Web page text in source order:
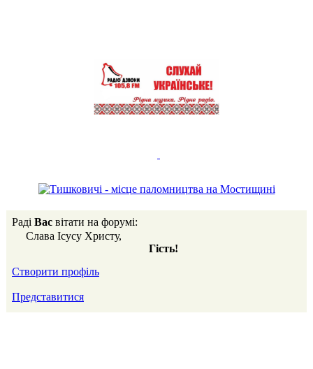
Раді Вас вітати на форумі:
Слава Ісусу Христу,
Гість!
Створити профіль
Представитися